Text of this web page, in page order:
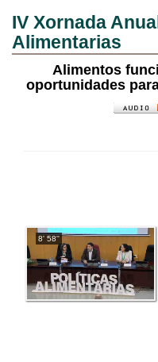
IV Xornada
Alimentarias
Alimentos
oportunidades
8' 58''